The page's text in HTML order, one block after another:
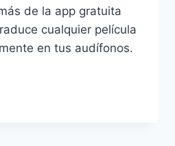
de la app gratuita
cualquier película
en tus audífonos.